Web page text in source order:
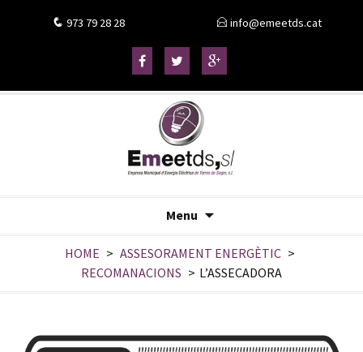
973 79 28 28 info@emeetds.cat
Menu
HOME > ASSESORAMENT ENERGÈTIC >
RECOMANACIONS > L’ASSECADORA